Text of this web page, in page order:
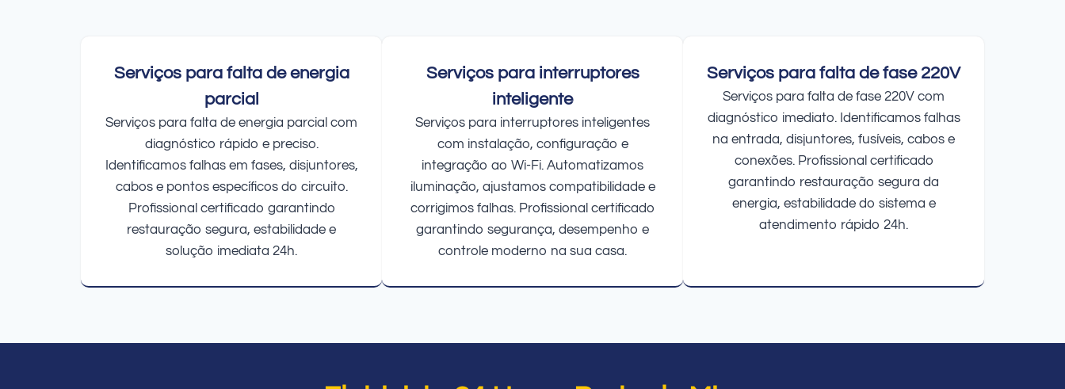
Serviços para falta de energia
parcial
Serviços para falta de energia parcial com
diagnóstico rápido e preciso.
Identificamos falhas em fases, disjuntores,
cabos e pontos específicos do circuito.
Profissional certificado garantindo
restauração segura, estabilidade e
solução imediata 24h.
Serviços para interruptores
inteligente
Serviços para interruptores inteligentes
com instalação, configuração e
integração ao Wi-Fi. Automatizamos
iluminação, ajustamos compatibilidade e
corrigimos falhas. Profissional certificado
garantindo segurança, desempenho e
controle moderno na sua casa.
Serviços para falta de fase 220V
Serviços para falta de fase 220V com
diagnóstico imediato. Identificamos falhas
na entrada, disjuntores, fusíveis, cabos e
conexões. Profissional certificado
garantindo restauração segura da
energia, estabilidade do sistema e
atendimento rápido 24h.